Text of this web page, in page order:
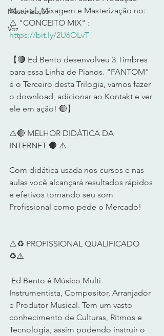
Masterização
Voz
Musical, Mixagem e Masterização no:
⚠️ "CONCEITO MIX" :
https://bit.ly/2U6OLvT
【🔴 Ed Bento desenvolveu 3 Timbres
para essa Linha de Pianos. "FANTOM"
é o Terceiro desta Trilogia, vamos fazer
o download, adicionar ao Kontakt e ver
ele em ação! 🔴】
⚠️🔴 MELHOR DIDÁTICA DA
INTERNET 🔴 ⚠️
Com didática usada nos cursos e nas
aulas você alcançará resultados rápidos
e efetivos tornando seu som
Profissional como pede o Mercado!
⚠️♻️ PROFISSIONAL QUALIFICADO
♻️⚠️
Instrumentista, Compositor, Arranjador
e Produtor Musical. Tem um vasto
conhecimento de Culturas, Ritmos e
Tecnologia, assim podendo instruir o